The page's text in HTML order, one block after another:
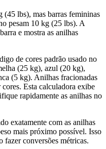
(45 lbs), mas barras femininas
pesam 10 kg (25 lbs). A
e mostra as anilhas
de cores padrão usado no
(25 kg), azul (20 kg),
(5 kg). Anilhas fracionadas
Esta calculadora exibe
rapidamente as anilhas no
exatamente com as anilhas
mais próximo possível. Isso
fazer conversões métricas.